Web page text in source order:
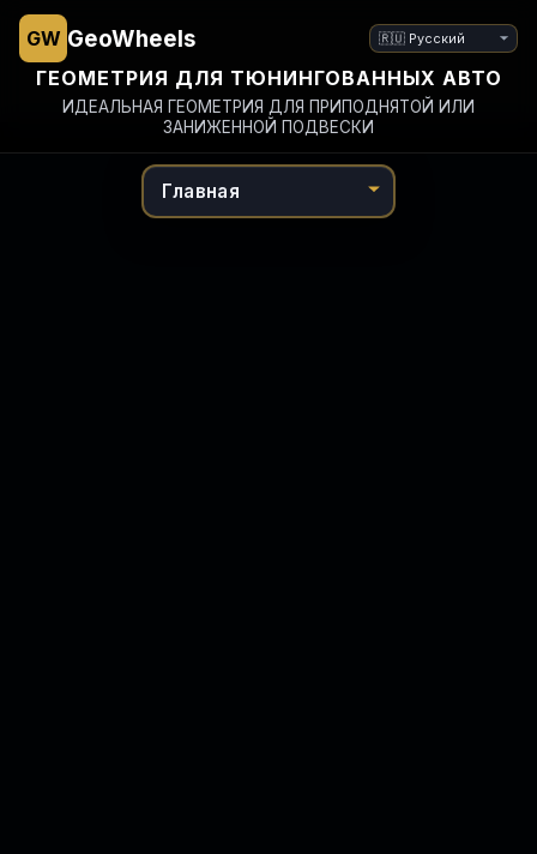
GW GeoWheels
Язык
ГЕОМЕТРИЯ ДЛЯ ТЮНИНГОВАННЫХ АВТО
ИДЕАЛЬНАЯ ГЕОМЕТРИЯ ДЛЯ ПРИПОДНЯТОЙ ИЛИ
ЗАНИЖЕННОЙ ПОДВЕСКИ
Перейти